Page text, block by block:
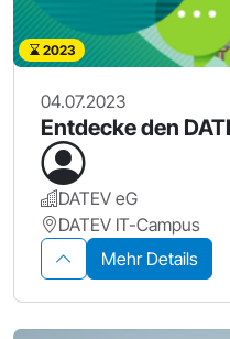
2023
04.07.2023
Entdecke den
DATEV eG
DATEV IT-Campus
Mehr Details